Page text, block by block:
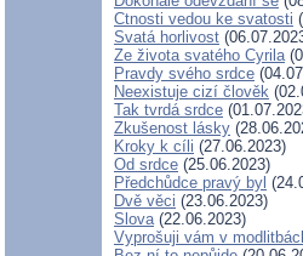
Ctnosti vedou ke svatosti
Svatá horlivost
Ze života svatého Cyrila
Pravdy svého srdce
Neexistuje cizí člověk
Tak tvrdá srdce
Zkušenost lásky
Kroky k cíli (27.06.2023)
Od srdce (25.06.2023)
Předchůdce pravý byl
Dvě věci (23.06.2023)
Slova(22.06.2023)
Vyprošuji vám v